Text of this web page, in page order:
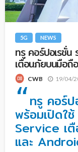
5G NEWS
ทรู คอร์ปอเรชั่น
เตือนภัยบนมือถื
CWB 19/04/
“ทรู คอร์
พร้อมเปิดใ
Service เ
และ